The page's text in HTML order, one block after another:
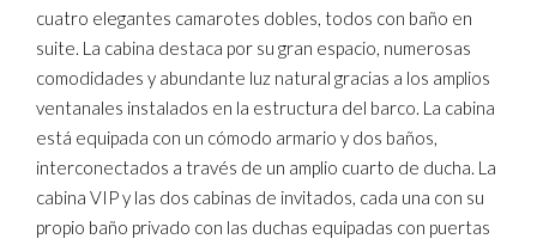
cuatro elegantes camarotes dobles, todos con baño en
suite. La cabina destaca por su gran espacio, numerosas
comodidades y abundante luz natural gracias a los amplios
ventanales instalados en la estructura del barco. La cabina
está equipada con un cómodo armario y dos baños,
interconectados a través de un amplio cuarto de ducha. La
cabina VIP y las dos cabinas de invitados, cada una con su
propio baño privado con las duchas equipadas con puertas